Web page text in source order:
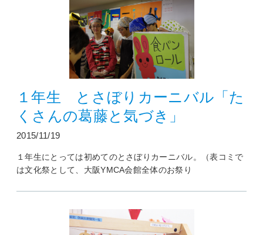
１年生 とさぼりカーニバル「た
くさんの葛藤と気づき」
2015/11/19
１年生にとっては初めてのとさぼりカーニバル。（表コミで
は文化祭として、大阪YMCA会館全体のお祭り